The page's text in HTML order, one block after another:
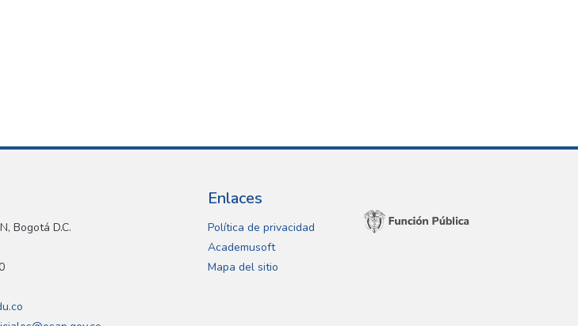
Bogotá D.C.
Enlaces
Política de privacidad
Academusoft
Mapa del sitio